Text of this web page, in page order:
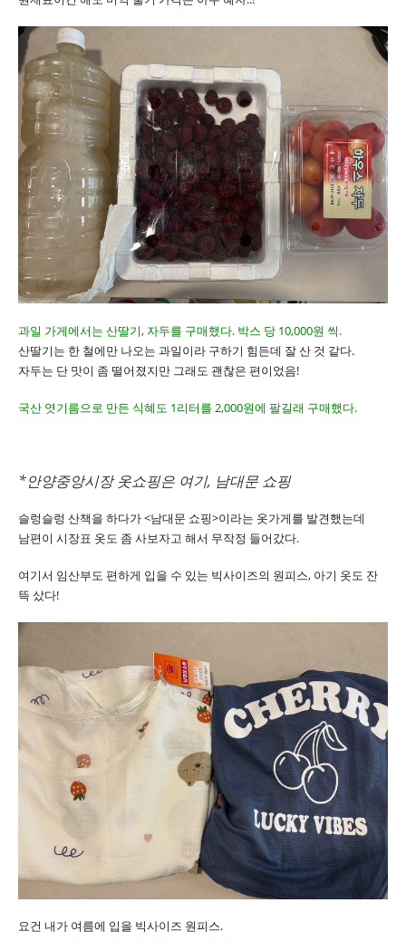
과일 가게에서는 산딸기, 자두를 구매했다. 박스 당 10,000원 씩.
산딸기는 한 철에만 나오는 과일이라 구하기 힘든데 잘 산 것 같다.
자두는 단 맛이 좀 떨어졌지만 그래도 괜찮은 편이었음!
국산 엿기름으로 만든 식혜도 1리터를 2,000원에 팔길래 구매했다.
*안양중앙시장 옷쇼핑은 여기, 남대문 쇼핑
슬렁슬렁 산책을 하다가 <남대문 쇼핑>이라는 옷가게를 발견했는데
남편이 시장표 옷도 좀 사보자고 해서 무작정 들어갔다.
여기서 임산부도 편하게 입을 수 있는 빅사이즈의 원피스, 아기 옷도 잔
뜩 샀다!
요건 내가 여름에 입을 빅사이즈 원피스.